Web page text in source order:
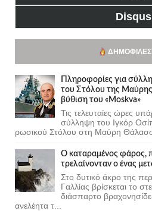
Disqus
Πληροφορίες για
του Στόλου της
βύθιση του «Moskva»
Τις τελευταίες ώρες
σύλληψη του Ιγκόρ
ρωσικού Στόλου στη Μαύρη
Ο καταραμένος φάρος,
τρελαίνονταν ο ένας
Στο δυτικό άκρο της
Γαλλίας βρίσκεται το
διάσπαρτο
ανελέητα τ...